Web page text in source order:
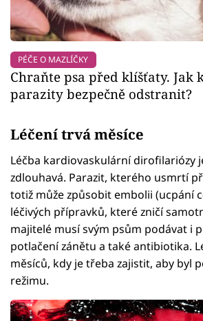
PÉČE O MAZLÍČKY
Chraňte psa před klíšťaty. Jak
parazity bezpečně odstranit?
Léčení trvá měsíce
Léčba kardiovaskulární dirofilariózy
zdlouhavá. Parazit, kterého usmrtí
totiž může způsobit embolii (ucpání
léčivých přípravků, které zničí
majitelé musí svým psům podávat i
potlačení zánětu a také antibiotika.
měsíců, kdy je třeba zajistit, aby byl
režimu.